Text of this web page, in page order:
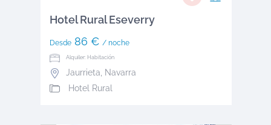
Hotel Rural Eseverry
Desde86 € / noche
Alquiler: Habitación
Jaurrieta, Navarra
Hotel Rural